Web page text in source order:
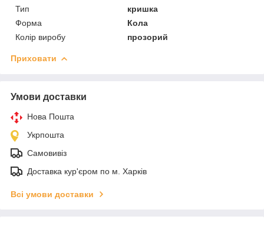
Тип
кришка
Форма
Кола
Колір виробу
прозорий
Приховати
Умови доставки
Нова Пошта
Укрпошта
Самовивіз
Доставка кур'єром по м. Харків
Всі умови доставки